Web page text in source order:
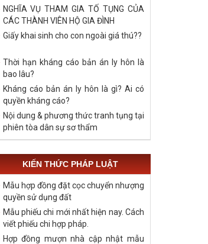
năm 2021
NGHĨA VỤ THAM GIA TỐ TỤNG CỦA
CÁC THÀNH VIÊN HỘ GIA ĐÌNH
Giấy khai sinh cho con ngoài giá thú??
Thời hạn kháng cáo bản án ly hôn là
bao lâu?
Kháng cáo bản án ly hôn là gì? Ai có
quyền kháng cáo?
Nội dung & phương thức tranh tụng tại
phiên tòa dân sự sơ thẩm
KIẾN THỨC PHÁP LUẬT
Mẫu hợp đồng đặt cọc chuyển nhượng
quyền sử dụng đất
Mẫu phiếu chi mới nhất hiện nay. Cách
viết phiếu chi hợp pháp.
Hợp đồng mượn nhà cập nhật mẫu